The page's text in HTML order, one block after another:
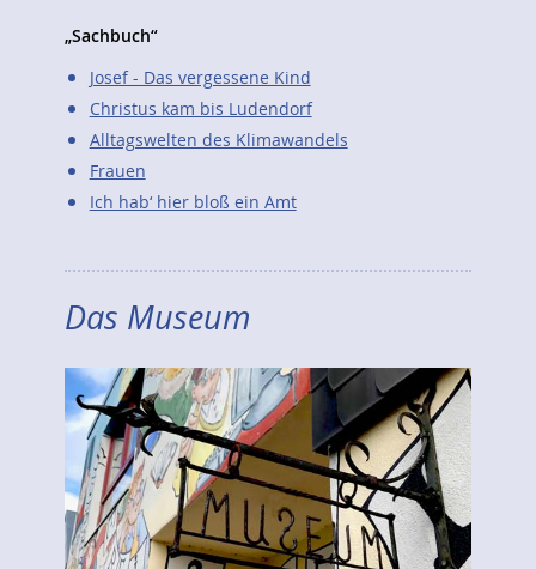
„Sachbuch“
Josef - Das vergessene Kind
Christus kam bis Ludendorf
Alltagswelten des Klimawandels
Frauen
Ich hab‘ hier bloß ein Amt
Das Museum